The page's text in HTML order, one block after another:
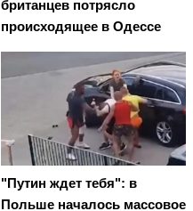
британцев потрясло
происходящее в Одессе
"Путин ждет тебя": в
Польше началось массовое